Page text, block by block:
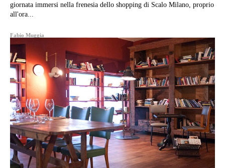
giornata immersi nella frenesia dello shopping di Scalo Milano, proprio
all'ora...
Fabio Muggia